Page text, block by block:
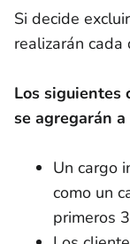
Si decide
realizarán cada
Los siguientes
se agregarán
Un cargo
como un
primeros